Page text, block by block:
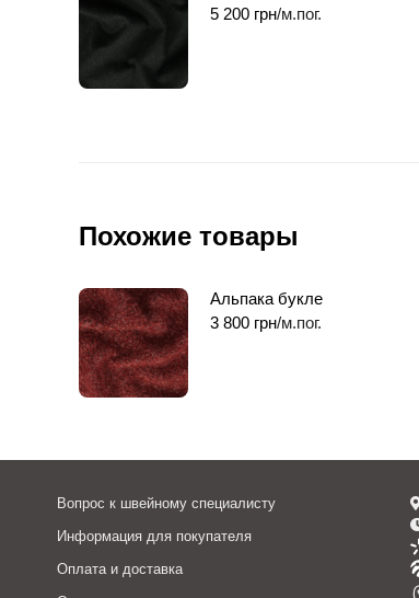
5 200 грн/м.пог.
Похожие товары
Альпака букле
3 800 грн/м.пог.
Вопрос к швейному специалисту
Информация для покупателя
Оплата и доставка